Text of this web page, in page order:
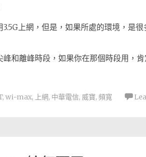
3.5G上網，但是，如果所處的環境，是
和離峰時段，如果你在那個時段用，肯
, wi-max, 上網, 中華電信, 威寶, 頻寬